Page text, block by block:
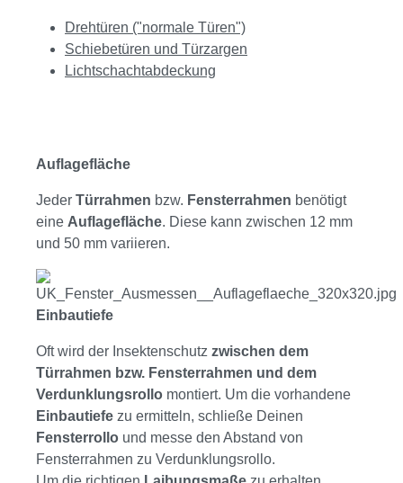
Drehtüren ("normale Türen")
Schiebetüren und Türzargen
Lichtschachtabdeckung
Auflagefläche
Jeder Türrahmen bzw. Fensterrahmen benötigt
eine Auflagefläche. Diese kann zwischen 12 mm
und 50 mm variieren.
Einbautiefe
Oft wird der Insektenschutz zwischen dem
Türrahmen bzw. Fensterrahmen und dem
Verdunklungsrollo montiert. Um die vorhandene
Einbautiefe zu ermitteln, schließe Deinen
Fensterrollo und messe den Abstand von
Fensterrahmen zu Verdunklungsrollo.